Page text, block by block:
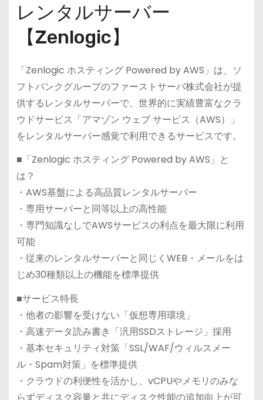
レンタルサーバー
【Zenlogic】
「Zenlogic ホスティング Powered by AWS」は、ソ
フトバンクグループのファーストサーバ株式会社が提
供するレンタルサーバーで、世界的に実績豊富なクラ
ウドサービス「アマゾン ウェブ サービス（AWS）」
をレンタルサーバー感覚で利用できるサービスです。
■「Zenlogic ホスティング Powered by AWS」と
は？
・AWS基盤による高品質レンタルサーバー
・専用サーバーと同等以上の高性能
・専門知識なしでAWSサービスの利点を最大限に利用
可能
・従来のレンタルサーバーと同じくWEB・メールをは
じめ30種類以上の機能を標準提供
■サービス特長
・他者の影響を受けない「仮想専用環境」
・高速データ読み書き「汎用SSDストレージ」採用
・基本セキュリティ対策「SSL/WAF/ウィルスメー
ル・Spam対策」を標準提供
・クラウドの利便性を活かし、vCPUやメモリのみな